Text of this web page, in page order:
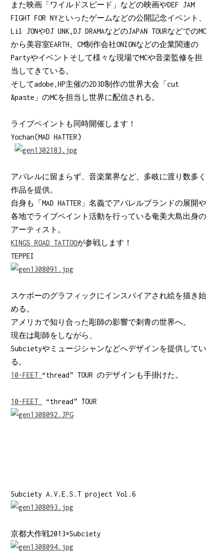
また映画「ワイルドスピード」などの映画やDEF JAM
FIGHT FOR NYといったゲームなどの公開記念イベント、
Lil JONやDJ UNK,DJ DRAMAなどのJAPAN TOURなどでのMC
から美容室EARTH、CM制作会社ONIONなどの企業関連の
Partyやイベントそして様々な現場でMCや音楽監修を担
当してきている。
そしてadobe,HP主催の2D3D制作の世界大会「cut
&paste」のMCを担当し世界に配信される。
ライブペイントも同時開催します！
Yochan(MAD HATTER)
アパレルに留まらず、音楽業界など、多岐に渡り数多く
作品を提供。
自身も「MAD HATTER」名義でアパレルブランドの展開や
各地でライブペイント活動を行っている奄美大島出身の
アーティスト。
KINGS ROAD TATTOOが参戦します！
TEPPEI
スケボーのグラフィックにインスパイアされ絵を描き始
める。
アメリカで知り合った彫師の影響で刺青の世界へ。
現在は彫師をしながら、
Subcietyやミュージシャンなどへデザインを提供してい
る。
10-FEET “thread” TOUR のデザインも手掛けた。
10-FEET “thread” TOUR
Subciety A.V.E.S.T project Vol.6
京都大作戦2013×Subciety